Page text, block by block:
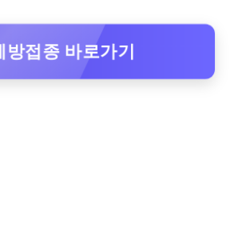
접종 바로가기